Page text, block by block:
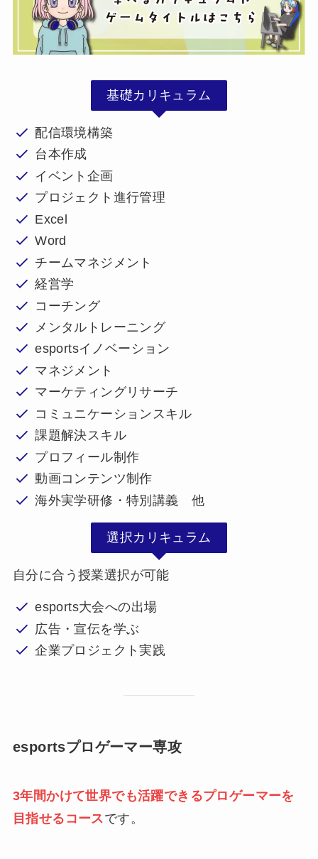
基礎カリキュラム
配信環境構築
台本作成
イベント企画
プロジェクト進行管理
Excel
Word
チームマネジメント
経営学
コーチング
メンタルトレーニング
esportsイノベーション
マネジメント
マーケティングリサーチ
コミュニケーションスキル
課題解決スキル
プロフィール制作
動画コンテンツ制作
海外実学研修・特別講義 他
選択カリキュラム
自分に合う授業選択が可能
esports大会への出場
広告・宣伝を学ぶ
企業プロジェクト実践
esportsプロゲーマー専攻
3年 間かけて世界でも活躍できるプロゲーマーを
目指せるコースです。